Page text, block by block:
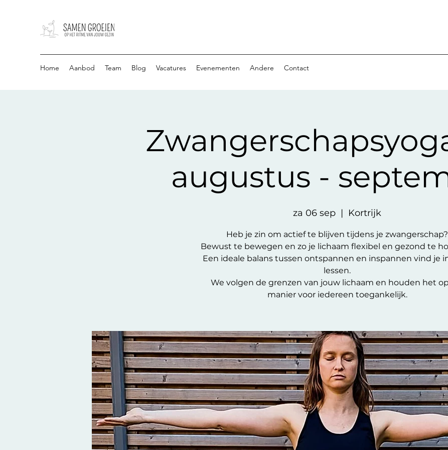
Home Aanbod Team Blog Vacatures Evenementen Andere Contact
augustus -
za 06 sep
  |
Kortrijk
Heb je zin om actief te blijven tijdens je zwangerschap?
Bewust te bewegen en zo je lichaam flexibel en gezond te
Een ideale balans tussen ontspannen en inspannen vind je
lessen.
We volgen de grenzen van jouw lichaam en houden het
manier voor iedereen toegankelijk.